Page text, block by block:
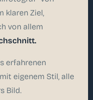
klaren Ziel,
von allem
erfahrenen
eigenem Stil, alle
Bild.